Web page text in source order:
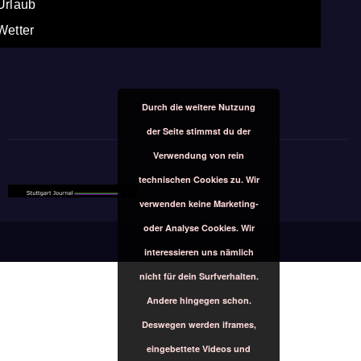
Durch die weitere Nutzung
der Seite stimmst du der
Verwendung von rein
technischen Cookies zu. Wir
verwenden keine Marketing-
oder Analyse Cookies. Wir
interessieren uns nämlich
nicht für dein Surfverhalten.
Andere hingegen schon.
Deswegen werden iframes,
eingebettete Videos und